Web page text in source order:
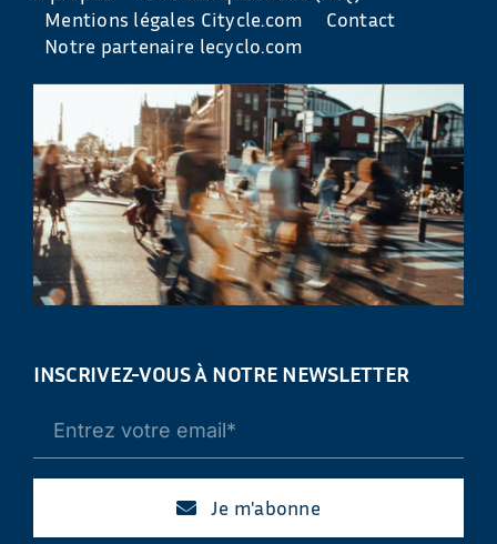
Mentions légales Citycle.com
Contact
Notre partenaire lecyclo.com
INSCRIVEZ-VOUS À NOTRE NEWSLETTER
Je m'abonne